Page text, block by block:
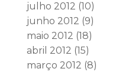
julho 2012 (10)
junho 2012 (9)
maio 2012 (18)
abril 2012 (15)
março 2012 (8)